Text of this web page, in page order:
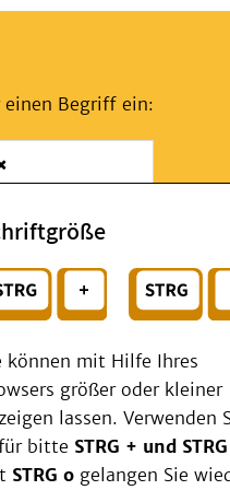
einen Begriff ein:
für Ihren
können mit Hilfe Ihres
größer oder kleiner
lassen. Verwenden
bitte STRG + und
STRG o gelangen Sie
(KIM)